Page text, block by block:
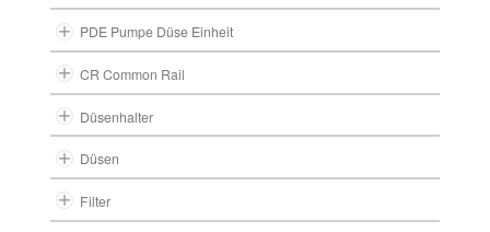
PDE Pumpe Düse Einheit
CR Common Rail
Düsenhalter
Düsen
Filter